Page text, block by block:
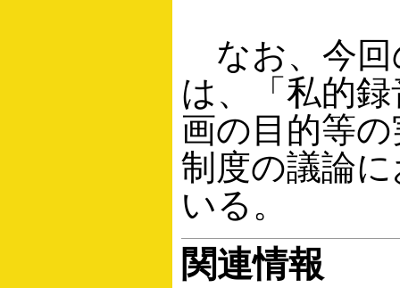
なお、今回
は、「私的
画の目的等
制度の議論
いる。
関連情報